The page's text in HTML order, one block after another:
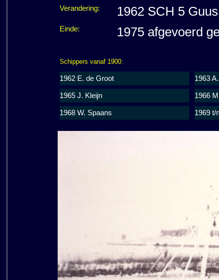
Verandering: 1962 SCH 5
Einde: 1975 afgevoerd
Schippers vanaf 1900:
1962 E. de Groot 1963
1965 J. Kleijn 1966
1968 W. Spaans 1969 t/